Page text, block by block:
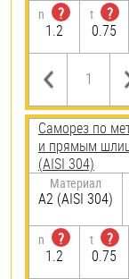
n
?
1.2
t
?
0.75
Саморез по
и прямым
(AISI 304)
Материал
А2 (AISI 304)
n
?
1.2
t
?
0.75